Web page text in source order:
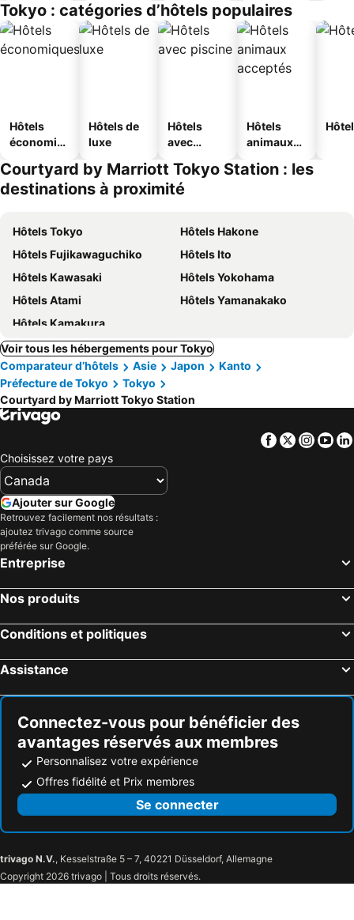
Tokyo : catégories d’hôtels populaires
Hôtels
économiq
Hôtels de
luxe
Hôtels
avec
Hôtels
animaux
Courtyard by Marriott Tokyo Station : les
destinations à proximité
Hôtels Tokyo
Hôtels Hakone
Hôtels Fujikawaguchiko
Hôtels Ito
Hôtels Kawasaki
Hôtels Yokohama
Hôtels Atami
Hôtels Yamanakako
Hôtels Kamakura
Voir tous les hébergements pour Tokyo
Comparateur d’hôtels
Asie Japon
Kanto
Préfecture de Tokyo
Tokyo
Courtyard by Marriott Tokyo Station
Facebook
Twitter
Choisissez votre pays
Ajouter sur Google
Retrouvez facilement nos résultats :
ajoutez trivago comme source
préférée sur Google.
Entreprise
Nos produits
Conditions et politiques
Assistance
Connectez-vous pour bénéficier des
avantages réservés aux membres
Personnalisez votre expérience
Offres fidélité et Prix membres
Se connecter
trivago N.V., Kesselstraße 5 – 7, 40221 Düsseldorf, Allemagne
Copyright 2026 trivago | Tous droits réservés.